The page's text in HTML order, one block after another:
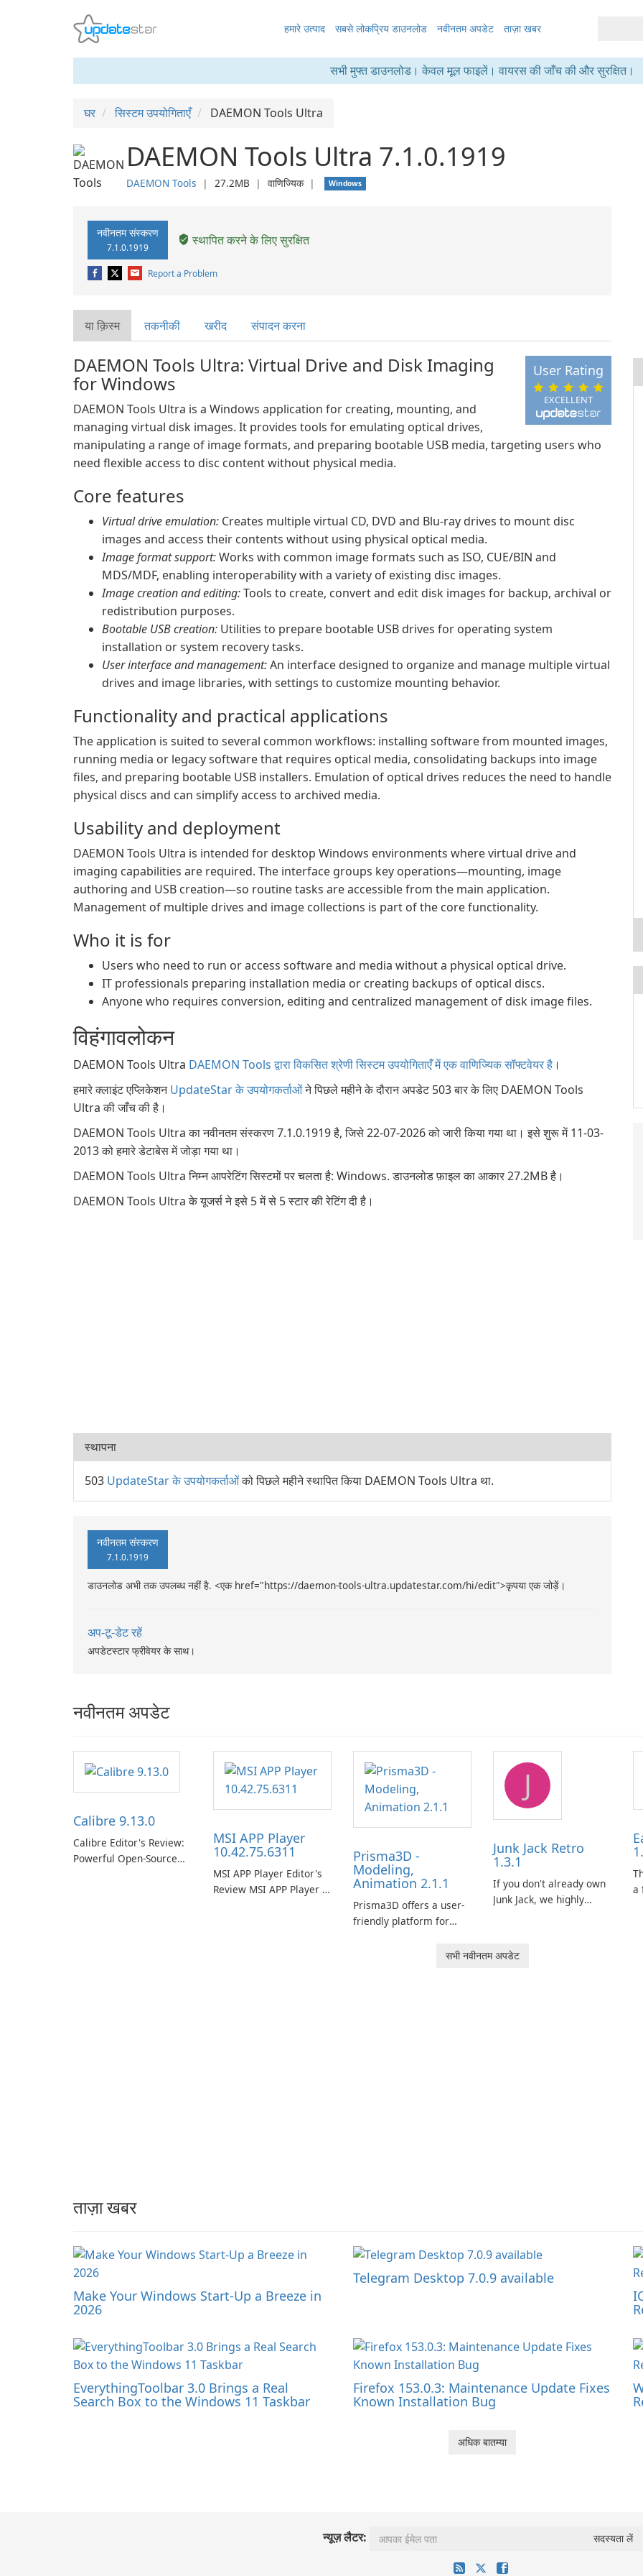
हमारे उत्पाद सबसे लोकप्रिय डाउनलोड नवीनतम अपडेट ताज़ा खबर
सभी मुफ्त डाउनलोड। केवल मूल फाइलें। वायरस की जाँच की और सुरक्षित।
घर सिस्टम उपयोगिताएँ DAEMON Tools Ultra
DAEMON Tools Ultra 7.1.0.1919
DAEMON Tools ❘ 27.2MB ❘ वाणिज्यिक ❘ Windows
नवीनतम संस्करण
7.1.0.1919 स्थापित करने के लिए सुरक्षित
Report a Problem
या क़िस्‍म तकनीकी खरीद संपादन करना
EXCELLENT
User Rating
DAEMON Tools Ultra: Virtual Drive and Disk Imaging
for Windows
DAEMON Tools Ultra is a Windows application for creating, mounting, and
managing virtual disk images. It provides tools for emulating optical drives,
manipulating a range of image formats, and preparing bootable USB media, targeting users who
need flexible access to disc content without physical media.
Core features
Virtual drive emulation: Creates multiple virtual CD, DVD and Blu-ray drives to mount disc
images and access their contents without using physical optical media.
Image format support:Works with common image formats such as ISO, CUE/BIN and
MDS/MDF, enabling interoperability with a variety of existing disc images.
Image creation and editing:Tools to create, convert and edit disk images for backup, archival or
redistribution purposes.
Bootable USB creation: Utilities to prepare bootable USB drives for operating system
installation or system recovery tasks.
User interface and management:An interface designed to organize and manage multiple virtual
drives and image libraries, with settings to customize mounting behavior.
Functionality and practical applications
The application is suited to several common workflows: installing software from mounted images,
running media or legacy software that requires optical media, consolidating backups into image
files, and preparing bootable USB installers. Emulation of optical drives reduces the need to handle
physical discs and can simplify access to archived media.
Usability and deployment
DAEMON Tools Ultra is intended for desktop Windows environments where virtual drive and
imaging capabilities are required. The interface groups key operations—mounting, image
authoring and USB creation—so routine tasks are accessible from the main application.
Management of multiple drives and image collections is part of the core functionality.
Who it is for
Users who need to run or access software and media without a physical optical drive.
IT professionals preparing installation media or creating backups of optical discs.
Anyone who requires conversion, editing and centralized management of disk image files.
विहंगावलोकन
DAEMON Tools Ultra DAEMON Tools द्वारा विकसित श्रेणी सिस्टम उपयोगिताएँ में एक वाणिज्यिक सॉफ्टवेयर है ।
हमारे क्लाइंट एप्लिकेशनUpdateStar के उपयोगकर्ताओंने पिछले महीने के दौरान अपडेट 503 बार के लिए DAEMON Tools
Ultra की जाँच की है।
DAEMON Tools Ultra का नवीनतम संस्करण 7.1.0.1919 है, जिसे 22-07-2026 को जारी किया गया था। इसे शुरू में 11-03-
2013 को हमारे डेटाबेस में जोड़ा गया था।
DAEMON Tools Ultra निम्न आपरेटिंग सिस्टमों पर चलता है: Windows. डाउनलोड फ़ाइल का आकार 27.2MB है।
DAEMON Tools Ultra के यूजर्स ने इसे 5 में से 5 स्टार की रेटिंग दी है।
स्थापना
503 UpdateStar के उपयोगकर्ताओंको पिछले महीने स्थापित किया DAEMON Tools Ultra था.
नवीनतम संस्करण
7.1.0.1919
डाउनलोड अभी तक उपलब्ध नहीं है. <एक href="https://daemon-tools-ultra.updatestar.com/hi/edit">कृपया एक जोड़ें।
अप-टू-डेट रहें
अपडेटस्टार फ्रीवेयर के साथ।
नवीनतम अपडेट
Calibre 9.13.0
Calibre Editor's Review:
Powerful Open-Source
MSI APP Player
10.42.75.6311
MSI APP Player Editor's
Review MSI APP Player is
Prisma3D -
Modeling,
Animation 2.1.1
Prisma3D offers a user-
friendly platform for
bring their imagination
J
Junk Jack Retro
1.3.1
If you don't already own
Junk Jack, we highly
Junk Jack Retro. This
game is where it all
a
सभी नवीनतम अपडेट
ताज़ा खबर
Make Your Windows Start-Up a Breeze in
2026
Telegram Desktop 7.0.9 available
EverythingToolbar 3.0 Brings a Real
Search Box to the Windows 11 Taskbar
Firefox 153.0.3: Maintenance Update Fixes
Known Installation Bug
अधिक बातम्या
न्यूज़ लैटर: